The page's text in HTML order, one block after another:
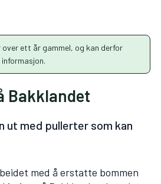
over ett år gammel, og kan derfor
Bakklandet
ut med pullerter som kan
med å erstatte bommen